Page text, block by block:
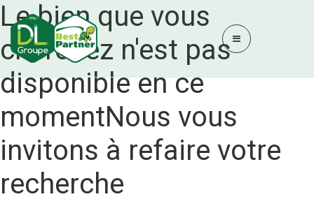
Le bien que vous
cherchez n'est pas
disponible en ce
momentNous vous
invitons à refaire votre
recherche